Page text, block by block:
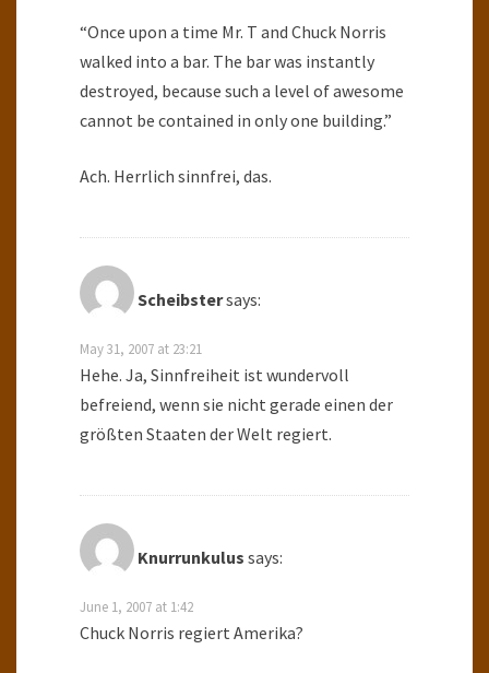
“Once upon a time Mr. T and Chuck Norris
walked into a bar. The bar was instantly
destroyed, because such a level of awesome
cannot be contained in only one building.”
Ach. Herrlich sinnfrei, das.
Scheibstersays:
May 31, 2007 at 23:21
Hehe. Ja, Sinnfreiheit ist wundervoll
befreiend, wenn sie nicht gerade einen der
größten Staaten der Welt regiert.
Knurrunkulus says:
June 1, 2007 at 1:42
Chuck Norris regiert Amerika?